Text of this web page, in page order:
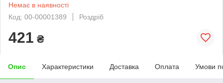
Немає в наявності
Код: 00-00001389
Роздріб
421 ₴
Опис Характеристики Доставка Оплата Умови